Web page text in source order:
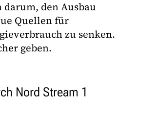
darum, den Ausbau
Quellen für
zu senken.
geben.
Nord Stream 1